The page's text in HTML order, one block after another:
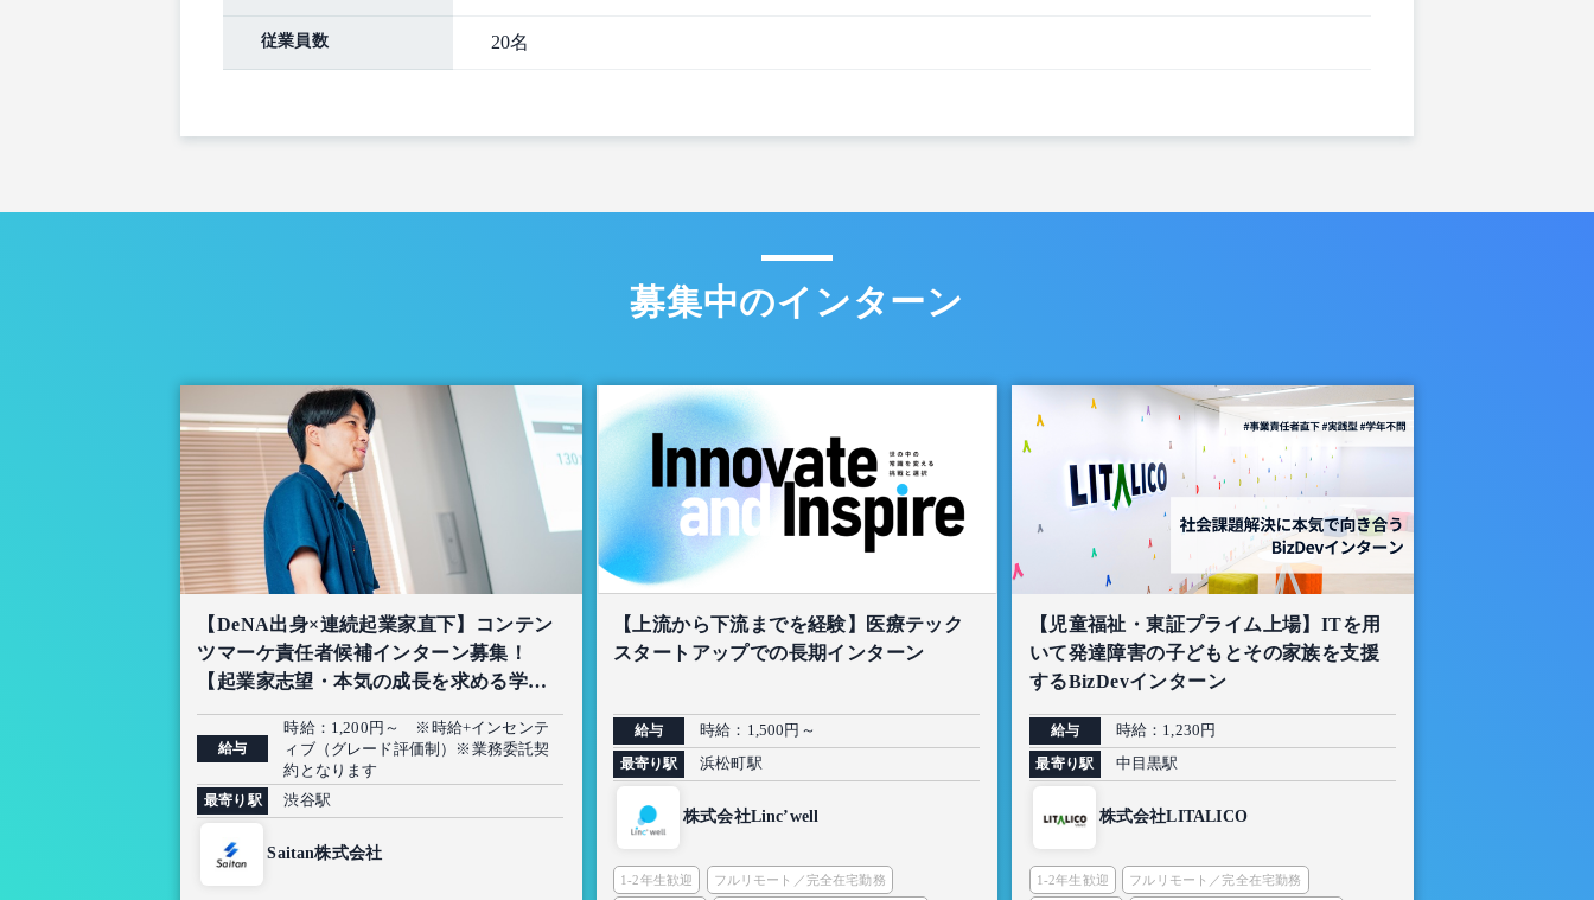
従業員数 20名
募集中のインターン
【DeNA出身×連続起業家直下】コンテン
ツマーケ責任者候補インターン募集！
【起業家志望・本気の成長を求める学生
限定】
給与
時給：1,200円～ ※時給+インセンテ
ィブ（グレード評価制）※業務委託契
約となります
最寄り駅 渋谷駅
Saitan株式会社
【上流から下流までを経験】医療テック
スタートアップでの長期インターン
給与 時給：1,500円～
最寄り駅 浜松町駅
株式会社Linc’well
1-2年生歓迎 フルリモート／完全在宅勤務
【児童福祉・東証プライム上場】ITを用
いて発達障害の子どもとその家族を支援
するBizDevインターン
給与 時給：1,230円
最寄り駅 中目黒駅
株式会社LITALICO
1-2年生歓迎 フルリモート／完全在宅勤務